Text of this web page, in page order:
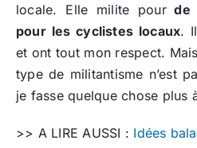
locale. Elle milite pourde
pour les cyclistes locaux.
et ont tout mon respect.
type de militantisme n’est
je fasse quelque chose plus
>> A LIRE AUSSI : Idées